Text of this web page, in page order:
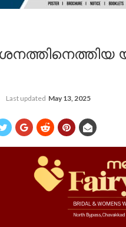
Last updated May 13, 2025